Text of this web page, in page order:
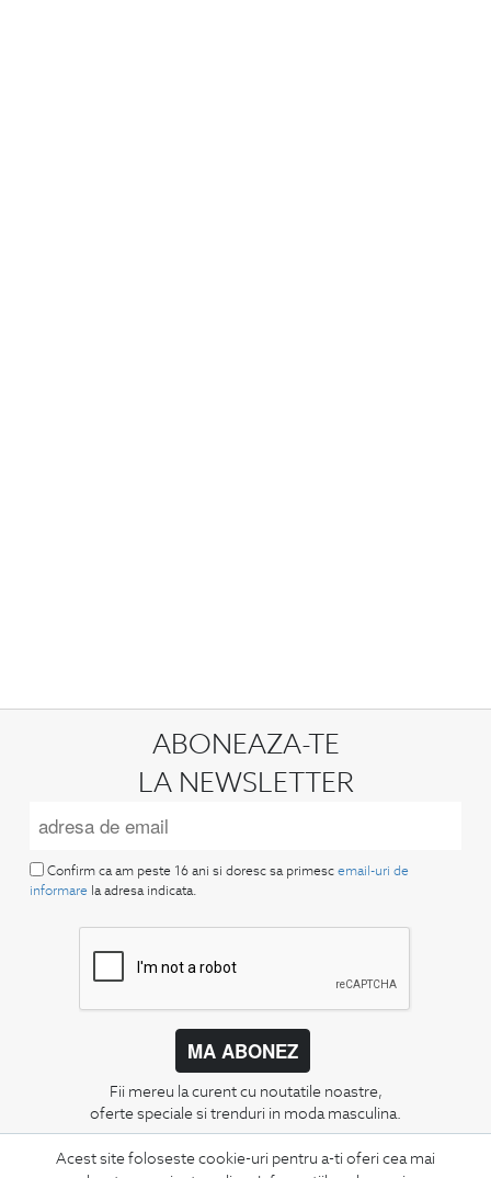
Acest site foloseste cookie-uri pentru a-ti oferi cea mai
ABONEAZA-TE
LA NEWSLETTER
Confirm ca am peste 16 ani si doresc sa primesc email-uri de
informare la adresa indicata.
MA ABONEZ
Fii mereu la curent cu noutatile noastre,
oferte speciale si trenduri in moda masculina.
CONCIERGE